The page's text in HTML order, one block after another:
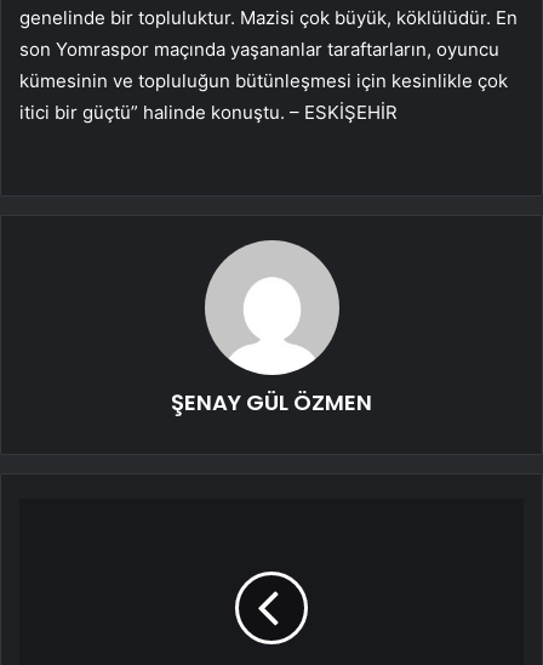
genelinde bir topluluktur. Mazisi çok büyük, köklülüdür. En
son Yomraspor maçında yaşananlar taraftarların, oyuncu
kümesinin ve topluluğun bütünleşmesi için kesinlikle çok
itici bir güçtü” halinde konuştu. – ESKİŞEHİR
ŞENAY GÜL ÖZMEN